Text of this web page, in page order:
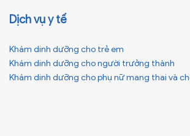
Dịch vụ y tế
Khám dinh dưỡng cho trẻ em
Khám dinh dưỡng cho người trưởng thành
Khám dinh dưỡng cho phụ nữ mang thai và